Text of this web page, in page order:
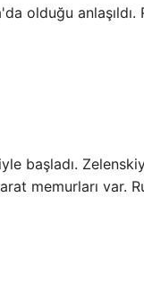
olduğu anlaşıldı.
başladı.
memurları var.